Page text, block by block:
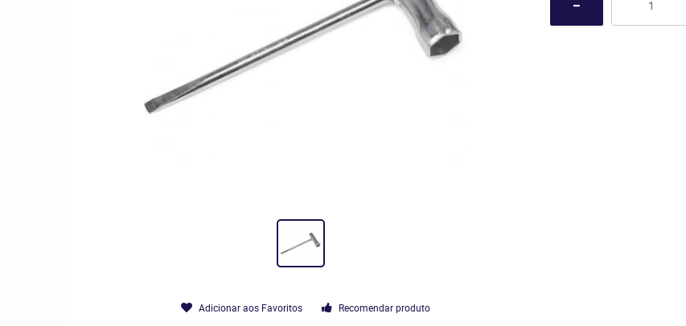
Adicionar aos Favoritos Recomendar produto